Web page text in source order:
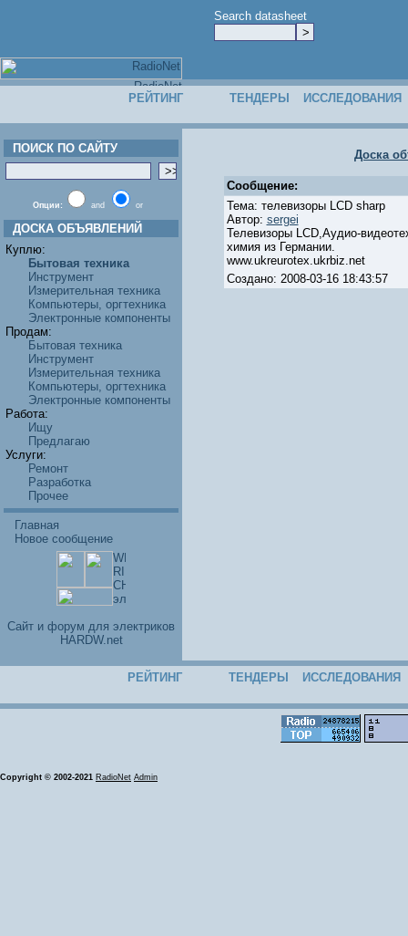
Search datasheet
РЕЙТИНГ ТЕНДЕРЫ ИССЛЕДОВАНИЯ
ПОИСК ПО САЙТУ
Опции: and or
ДОСКА ОБЪЯВЛЕНИЙ
Куплю:
Бытовая техника
Инструмент
Измерительная техника
Компьютеры, оргтехника
Электронные компоненты
Продам:
Бытовая техника
Инструмент
Измерительная техника
Компьютеры, оргтехника
Электронные компоненты
Работа:
Ищу
Предлагаю
Услуги:
Ремонт
Разработка
Прочее
Главная
Новое сообщение
Cайт и форум для электриков
HARDW.net
Доска
Сообщение:
Тема: телевизоры LCD sharp
Автор: sergei
Телевизоры LCD,Аудио-
химия из Германии.
www.ukreurotex.ukrbiz.net
Создано: 2008-03-16 18:43:57
РЕЙТИНГ ТЕНДЕРЫ ИССЛЕДОВАНИЯ
Copyright © 2002-2021 RadioNet Admin